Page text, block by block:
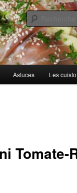
Astuces Les
Tomate-